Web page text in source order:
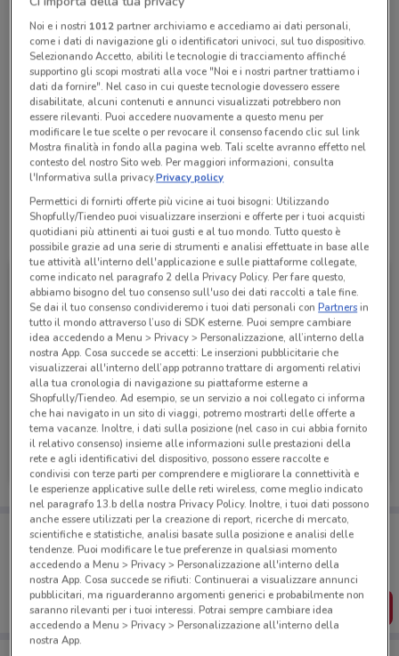
Chiama il negozio
Chiuso
Lunedì 09:00 / 13:00 - 15:00 / 19:00
Martedì 09:00 / 13:00 - 15:00 / 19:00
Mercoledì 09:00 / 13:00 - 15:00 / 19:00
Giovedì 09:00 / 13:00 - 15:00 / 19:00
Venerdì 09:00 / 13:00 - 15:00 / 19:00
Sabato 09:00 / 13:00
Domenica Chiuso
800 046 385
Amplifon Via Sambucuccio D'Alando
Tutte le promozioni di questo negozio
Amplifon
Scade il 31/12 662 m
Porta DoveConviene sempre con te!
Puoi trovare le migliori offerte dei negozi vicino a te,
salvarle e creare la tua lista del risparmio, comodamente
dal tuo cellulare.
SCARICA L’APP
Noi e i nostri 1012partner archiviamo e accediamo ai dati personali,
come i dati di navigazione gli o identificatori univoci, sul tuo dispositivo.
Selezionando Accetto, abiliti le tecnologie di tracciamento affinché
supportino gli scopi mostrati alla voce "Noi e i nostri partner trattiamo i
dati da fornire". Nel caso in cui queste tecnologie dovessero essere
disabilitate, alcuni contenuti e annunci visualizzati potrebbero non
essere rilevanti. Puoi accedere nuovamente a questo menu per
modificare le tue scelte o per revocare il consenso facendo clic sul link
Mostra finalità in fondo alla pagina web. Tali scelte avranno effetto nel
contesto del nostro Sito web. Per maggiori informazioni, consulta
l'Informativa sulla privacy.Privacy policy
Permettici di fornirti offerte più vicine ai tuoi bisogni: Utilizzando
Shopfully/Tiendeo puoi visualizzare inserzioni e offerte per i tuoi acquisti
quotidiani più attinenti ai tuoi gusti e al tuo mondo. Tutto questo è
possibile grazie ad una serie di strumenti e analisi effettuate in base alle
tue attività all'interno dell'applicazione e sulle piattaforme collegate,
come indicato nel paragrafo 2 della Privacy Policy. Per fare questo,
abbiamo bisogno del tuo consenso sull'uso dei dati raccolti a tale fine.
Se dai il tuo consenso condivideremo i tuoi dati personali conPartnersin
tutto il mondo attraverso l’uso di SDK esterne. Puoi sempre cambiare
idea accedendo a Menu > Privacy > Personalizzazione, all’interno della
nostra App. Cosa succede se accetti: Le inserzioni pubblicitarie che
visualizzerai all'interno dell’app potranno trattare di argomenti relativi
alla tua cronologia di navigazione su piattaforme esterne a
Shopfully/Tiendeo. Ad esempio, se un servizio a noi collegato ci informa
che hai navigato in un sito di viaggi, potremo mostrarti delle offerte a
tema vacanze. Inoltre, i dati sulla posizione (nel caso in cui abbia fornito
il relativo consenso) insieme alle informazioni sulle prestazioni della
rete e agli identificativi del dispositivo, possono essere raccolte e
condivisi con terze parti per comprendere e migliorare la connettività e
le esperienze applicative sulle delle reti wireless, come meglio indicato
nel paragrafo 13.b della nostra Privacy Policy. Inoltre, i tuoi dati possono
anche essere utilizzati per la creazione di report, ricerche di mercato,
scientifiche e statistiche, analisi basate sulla posizione e analisi delle
tendenze. Puoi modificare le tue preferenze in qualsiasi momento
accedendo a Menu > Privacy > Personalizzazione all'interno della
nostra App. Cosa succede se rifiuti: Continuerai a visualizzare annunci
pubblicitari, ma riguarderanno argomenti generici e probabilmente non
saranno rilevanti per i tuoi interessi. Potrai sempre cambiare idea
accedendo a Menu > Privacy > Personalizzazione all'interno della
nostra App.